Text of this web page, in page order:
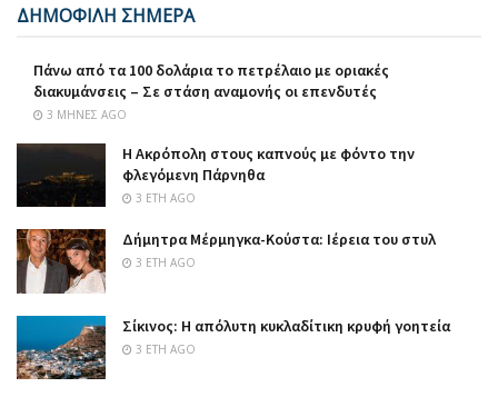
ΔΗΜΟΦΙΛΗ ΣΗΜΕΡΑ
Πάνω από τα 100 δολάρια το πετρέλαιο με οριακές
διακυμάνσεις – Σε στάση αναμονής οι επενδυτές
3 ΜΉΝΕΣ AGO
Η Ακρόπολη στους καπνούς με φόντο την
φλεγόμενη Πάρνηθα
3 ΈΤΗ AGO
Δήμητρα Μέρμηγκα-Κούστα: Ιέρεια του στυλ
3 ΈΤΗ AGO
Σίκινος: Η απόλυτη κυκλαδίτικη κρυφή γοητεία
3 ΈΤΗ AGO